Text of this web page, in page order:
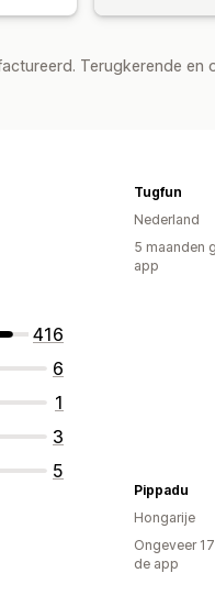
Terugkerende
416
6
1
3
5
Tugfun
Nederland
5 maanden
app
Pippadu
Hongarije
Ongeveer
de app